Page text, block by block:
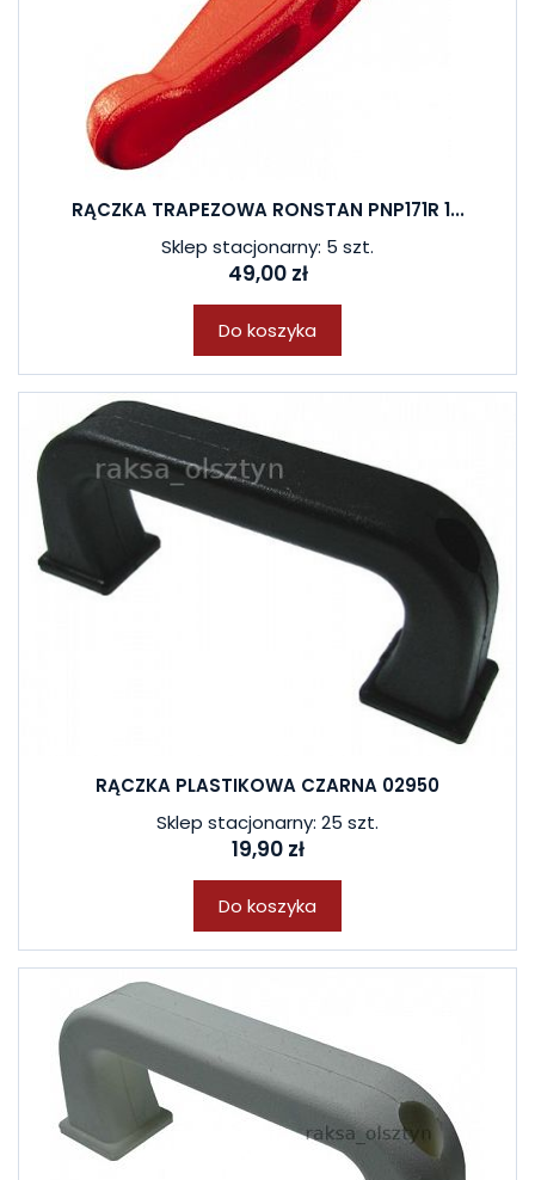
RĄCZKA TRAPEZOWA RONSTAN PNP171R 1...
Sklep stacjonarny: 5 szt.
49,00 zł
Do koszyka
RĄCZKA PLASTIKOWA CZARNA 02950
Sklep stacjonarny: 25 szt.
19,90 zł
Do koszyka